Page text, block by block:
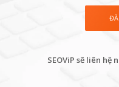
SEOViP sẽ liên hệ